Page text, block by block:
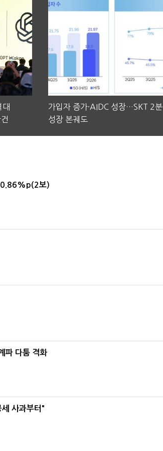
대
가입자 증가·AIDC 성장…SKT 2
성장 본궤도
0.86%p(2보)
파 다툼 격화
사과부터"